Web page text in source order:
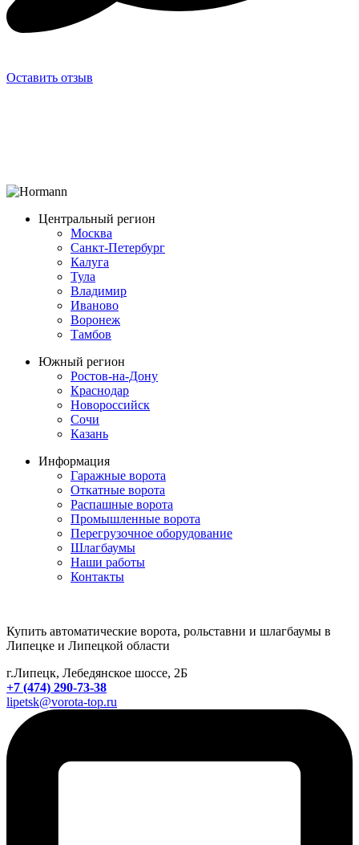
Оставить отзыв
Центральный регион
Москва
Санкт-Петербург
Калуга
Тула
Владимир
Иваново
Воронеж
Тамбов
Южный регион
Ростов-на-Дону
Краснодар
Новороссийск
Сочи
Казань
Информация
Гаражные ворота
Откатные ворота
Распашные ворота
Промышленные ворота
Перегрузочное оборудование
Шлагбаумы
Наши работы
Контакты
Купить автоматические ворота, рольставни и шлагбаумы в
Липецке и Липецкой области
г.Липецк, Лебедянское шоссе, 2Б
+7 (474) 290-73-38
lipetsk@vorota-top.ru